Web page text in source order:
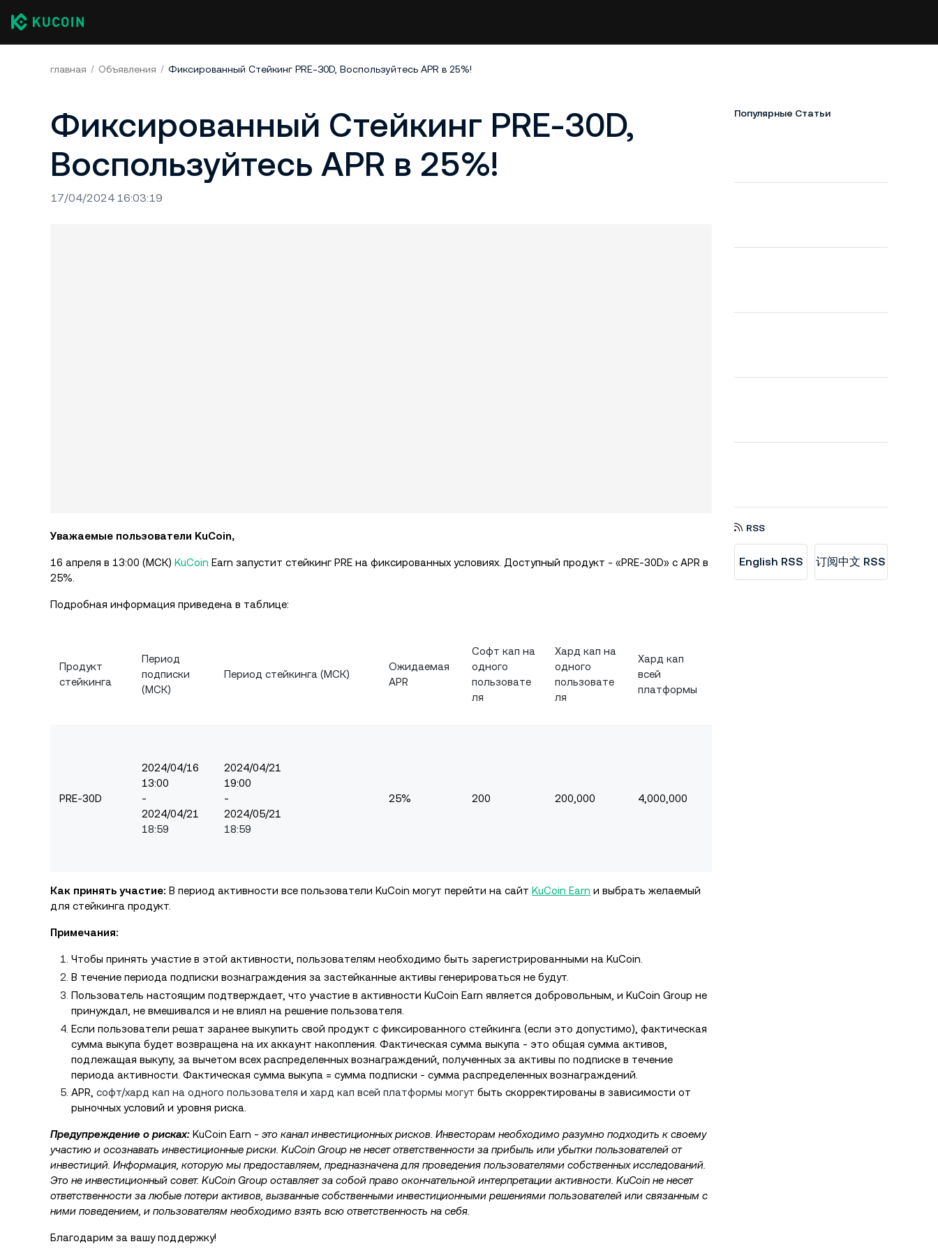
главная Объявления Фиксированный Стейкинг PRE-30D, Воспользуйтесь APR в 25%!
Фиксированный Стейкинг PRE-30D,
Воспользуйтесь APR в 25%!
17/04/2024 16:03:19
Уважаемые пользователи KuCoin,
16 апреля в 13:00 (МСК) KuCoin Earn запустит стейкинг PRE на фиксированных условиях. Доступный продукт - «PRE-30D» с APR в
25%.
Подробная информация приведена в таблице:
Продукт
стейкинга
Период
подписки
(МСК)
Период стейкинга (МСК)
Ожидаемая
APR
Софт кап на
одного
пользовате
ля
Хард кап на
одного
пользовате
ля
Хард кап
всей
платформы
PRE-30D
2024/04/16
13:00
-
2024/04/21
18:59
2024/04/21
19:00
-
2024/05/21
18:59
25% 200 200,000 4,000,000
Как принять участие: В период активности все пользователи KuCoin могут перейти на сайт KuCoin Earn и выбрать желаемый
для стейкинга продукт.
Примечания:
Чтобы принять участие в этой активности, пользователям необходимо быть зарегистрированными на KuCoin.
В течение периода подписки вознаграждения за застейканные активы генерироваться не будут.
Пользователь настоящим подтверждает, что участие в активности KuCoin Earn является добровольным, и KuCoin Group не
принуждал, не вмешивался и не влиял на решение пользователя.
Если пользователи решат заранее выкупить свой продукт с фиксированного стейкинга (если это допустимо), фактическая
сумма выкупа будет возвращена на их аккаунт накопления. Фактическая сумма выкупа - это общая сумма активов,
подлежащая выкупу, за вычетом всех распределенных вознаграждений, полученных за активы по подписке в течение
периода активности. Фактическая сумма выкупа = сумма подписки - сумма распределенных вознаграждений.
APR, софт/хард кап на одного пользователя и хард кап всей платформы могут быть скорректированы в зависимости от
рыночных условий и уровня риска.
Предупреждение о рисках: KuCoin Earn - это канал инвестиционных рисков. Инвесторам необходимо разумно подходить к своему
участию и осознавать инвестиционные риски. KuCoin Group не несет ответственности за прибыль или убытки пользователей от
инвестиций. Информация, которую мы предоставляем, предназначена для проведения пользователями собственных исследований.
Это не инвестиционный совет. KuCoin Group оставляет за собой право окончательной интерпретации активности. KuCoin не несет
ответственности за любые потери активов, вызванные собственными инвестиционными решениями пользователей или связанным с
ними поведением, и пользователям необходимо взять всю ответственность на себя.
Благодарим за вашу поддержку!
Популярные Статьи
RSS
English RSS 订阅中文 RSS